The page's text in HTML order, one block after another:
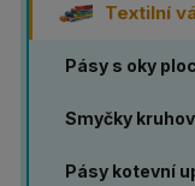
Textilní
Pásy s oky
Smyčky
Pásy kotevní